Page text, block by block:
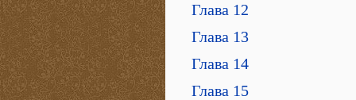
Глава 12
Глава 13
Глава 14
Глава 15